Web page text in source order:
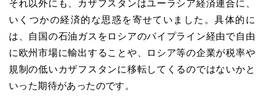
それ以外にも、カザフスタンはユーラシア経済連合に、
いくつかの経済的な思惑を寄せていました。具体的に
は、自国の石油ガスをロシアのパイプライン経由で自由
に欧州市場に輸出することや、ロシア等の企業が税率や
規制の低いカザフスタンに移転してくるのではないかと
いった期待があったのです。